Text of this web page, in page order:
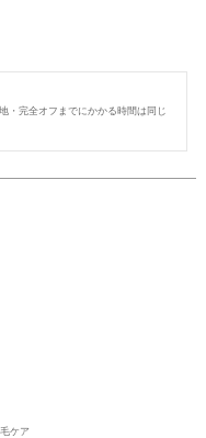
・完全オフまでにかかる時間は同じ
ケア